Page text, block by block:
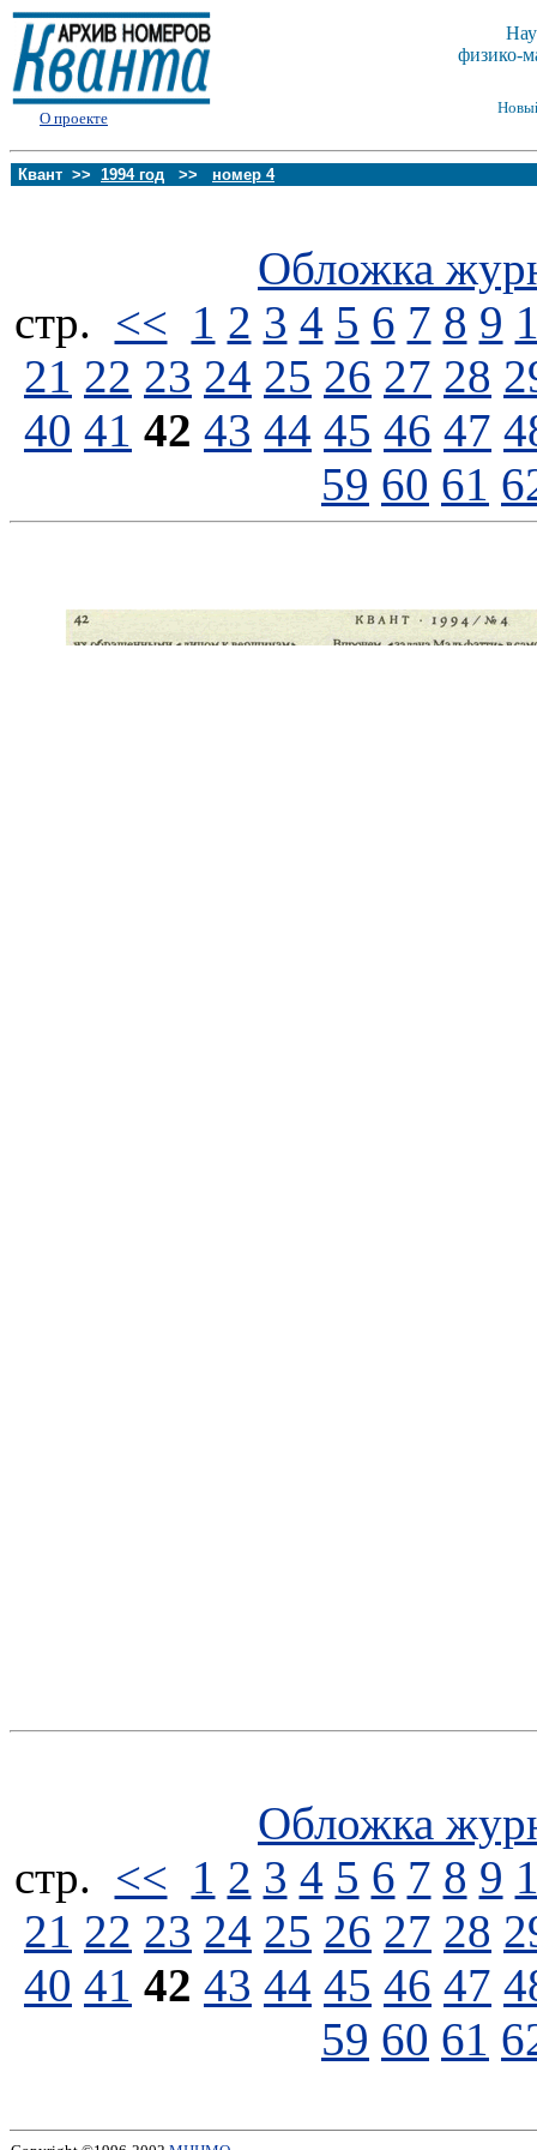
О проекте
физико-
Квант >> 1994 год >> номер 4
Обложка
стp. << 1 2 3 4 5 6 7 8 9
21 22 23 24 25 26 27 28
40 41 42 43 44 45 46 47
59 60 61
Обложка
стp. << 1 2 3 4 5 6 7 8 9
21 22 23 24 25 26 27 28
40 41 42 43 44 45 46 47
59 60 61